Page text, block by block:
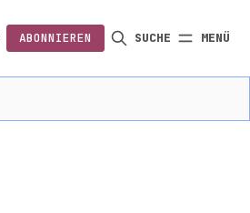
ABONNIEREN SUCHE MENÜ